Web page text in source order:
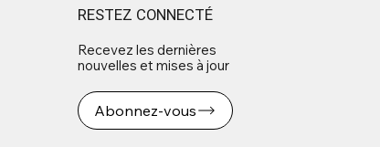
RESTEZ CONNECTÉ
Recevez les dernières
nouvelles et mises à jour
Abonnez-vous